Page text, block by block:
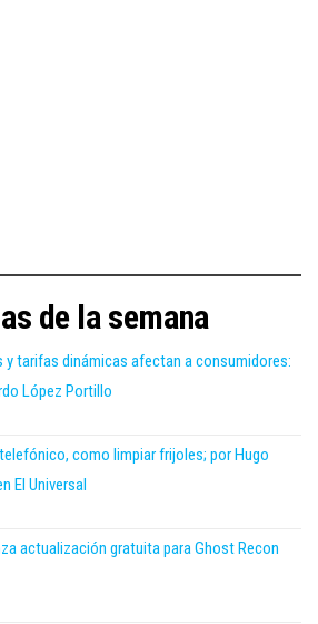
de la semana
tarifas dinámicas afectan a consumidores:
López Portillo
como limpiar frijoles; por Hugo
El Universal
actualización gratuita para Ghost Recon